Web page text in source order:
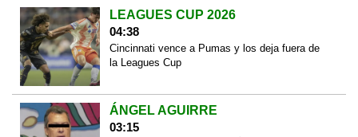
LEAGUES CUP 2026
04:38
Cincinnati vence a Pumas y los deja fuera de
la Leagues Cup
ÁNGEL AGUIRRE
03:15